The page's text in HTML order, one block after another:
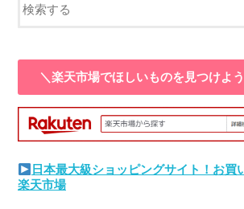
＼楽天市場でほしいものを見つけよ
日本最大級ショッピングサイト！お買
楽天市場